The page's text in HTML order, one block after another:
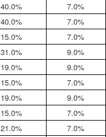
40.0%
7.0%
40.0% 7.0%
15.0%
7.0%
31.0%
9.0%
19.0% 9.0%
15.0%
7.0%
19.0% 9.0%
15.0%
7.0%
21.0% 7.0%